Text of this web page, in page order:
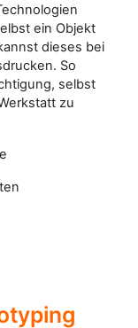
ein Objekt
dieses bei
So
selbst
zu